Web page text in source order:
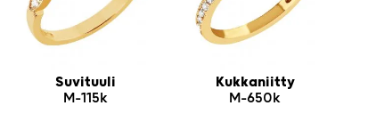
Suvituuli
M-115k
Kukkaniitty
M-650k